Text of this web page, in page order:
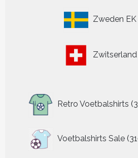
Zweden
Retro Voetbalshirts
Voetbalshirts Sale